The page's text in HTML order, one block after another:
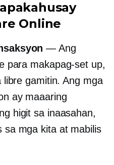
Online
— Ang
para makapag-set up,
libre gamitin. Ang mga
ay maaaring
higit sa inaasahan,
sa mga kita at mabilis